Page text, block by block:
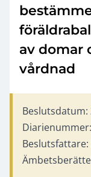
av domar
vårdnad
Beslutsdatum:
Diarienummer:
Beslutsfattare: